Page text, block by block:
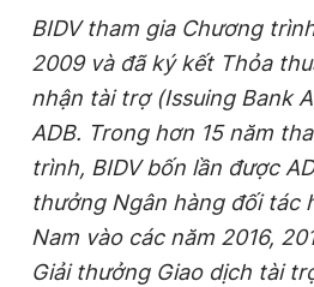
BIDV tham gia Chương
2009 và đã ký kết Thỏa
nhận tài trợ (Issuing Bank
ADB. Trong hơn 15 năm
trình, BIDV bốn lần được
thưởng Ngân hàng đối tác
Nam vào các năm 2016,
Giải thưởng Giao dịch tài